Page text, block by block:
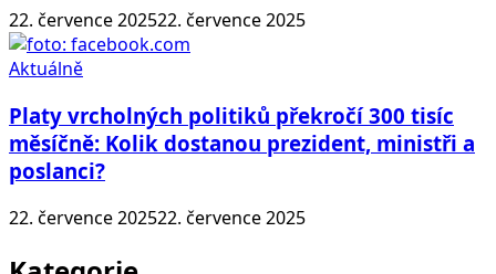
22. července 202522. července 2025
Aktuálně
Platy vrcholných politiků překročí 300 tisíc
měsíčně: Kolik dostanou prezident, ministři a
poslanci?
22. července 202522. července 2025